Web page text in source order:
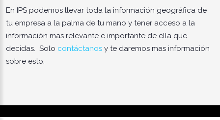
En IPS podemos llevar toda la información geográfica de
tu empresa a la palma de tu mano y tener acceso a la
información mas relevante e importante de ella que
decidas. Solo contáctanos y te daremos mas información
sobre esto.